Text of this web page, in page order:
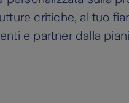
critiche, al tuo
e partner dalla